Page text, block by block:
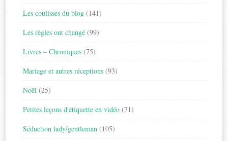
Les coulisses du blog (141)
Les règles ont changé (99)
Livres – Chroniques (75)
Mariage et autres réceptions (93)
Noël (25)
Petites leçons d'étiquette en vidéo (71)
Séduction lady/gentleman (105)